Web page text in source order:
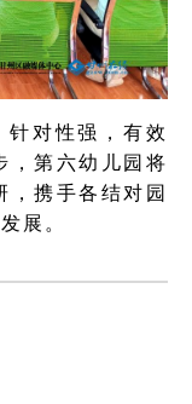
对性强，有效
，第六幼儿园将
，携手各结对园
展。